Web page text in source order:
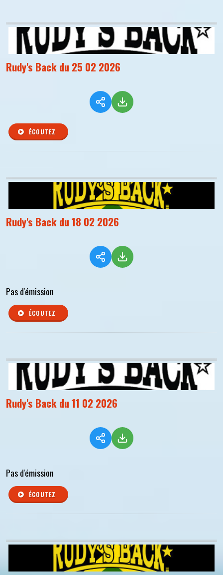
Rudy's Back du 25 02 2026
ÉCOUTEZ
Rudy's Back du 18 02 2026
Pas d'émission
ÉCOUTEZ
Rudy's Back du 11 02 2026
Pas d'émission
ÉCOUTEZ